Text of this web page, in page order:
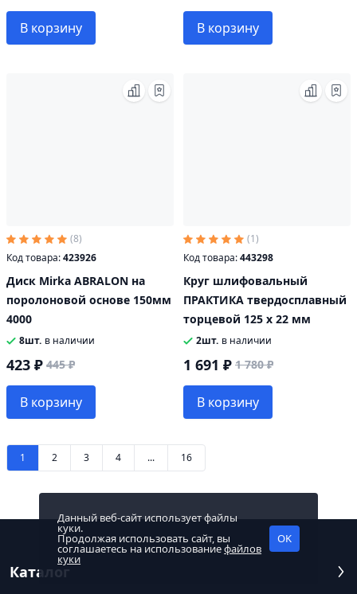
В корзину В корзину
(8)
Код товара:423926
Диск Mirka ABRALON на
поролоновой основе 150мм
4000
8шт. в наличии
423 ₽ 445 ₽
В корзину
(1)
Код товара:443298
Круг шлифовальный
ПРАКТИКА твердосплавный
торцевой 125 х 22 мм
2шт. в наличии
1 691 ₽ 1 780 ₽
В корзину
1 2 3 4 ... 16
Каталог
Данный веб-сайт использует файлы
куки.
Продолжая использовать сайт, вы
соглашаетесь на использованиефайлов
куки
OK